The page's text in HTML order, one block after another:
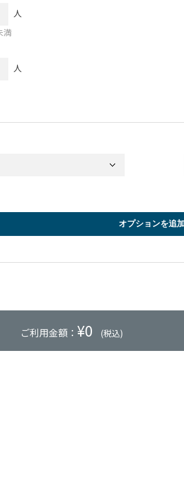
人
満
人
オプションを追
ご利用金額： ¥0 (税込)